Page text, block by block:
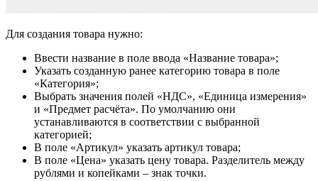
Для создания товара нужно:
Ввести название в поле ввода «Название товара»;
Указать созданную ранее категорию товара в поле
«Категория»;
Выбрать значения полей «НДС», «Единица измерения»
и «Предмет расчёта». По умолчанию они
устанавливаются в соответствии с выбранной
категорией;
В поле «Артикул» указать артикул товара;
В поле «Цена» указать цену товара. Разделитель между
рублями и копейками – знак точки.